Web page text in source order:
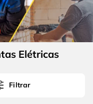
Elétricas
Filtrar